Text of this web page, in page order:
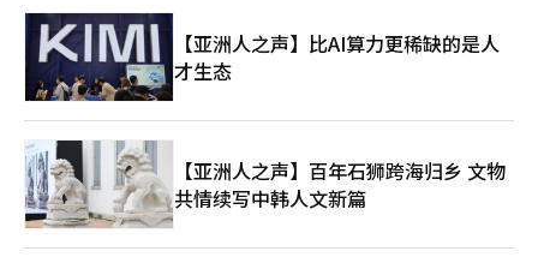
【亚洲人之声】比AI算力更稀缺的是人
才生态
【亚洲人之声】百年石狮跨海归乡 文物
共情续写中韩人文新篇